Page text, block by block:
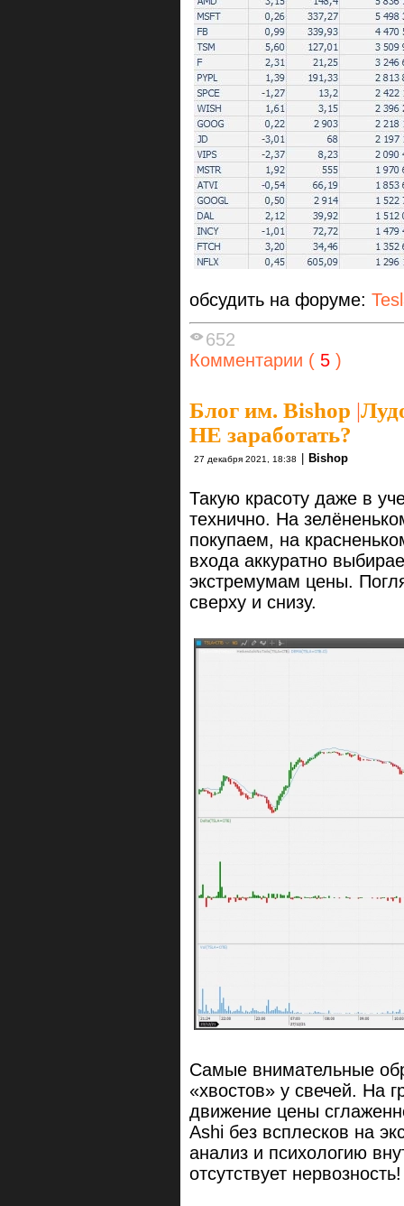
обсудить на форуме:
652
Комментарии ( 5 )
Блог им. Bishop |
НЕ заработать?
27 декабря 2021, 18:38 Bishop
Такую красоту даже в
технично. На
покупаем, на
входа аккуратно
экстремумам цены.
сверху и снизу.
Самые внимательные
«хвостов» у свечей. На
движение цены
Ashi без всплесков на
анализ и психологию
отсутствует нервозность!